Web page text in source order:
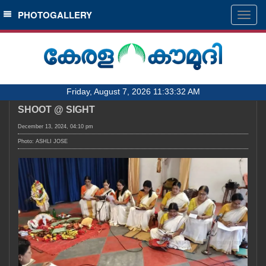
SECTIONS
HOME
NOTIFIED NEWS
KERALA
LOCAL
OBITUARY
NEWS 360
PHOTOGALLERY
Friday, August 7, 2026 11:33:32 AM
SHOOT @ SIGHT
December 13, 2024, 04:10 pm
Photo: ASHLI JOSE